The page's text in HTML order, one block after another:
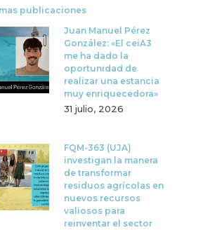
publicaciones
Juan Manuel Pérez
González: «El ceiA3
me ha dado la
oportunidad de
realizar una estancia
muy enriquecedora»
31 julio, 2026
FQM-363 (UJA)
investigan la manera
de transformar
residuos agrícolas en
nuevos recursos
valiosos para
reinventar el sector